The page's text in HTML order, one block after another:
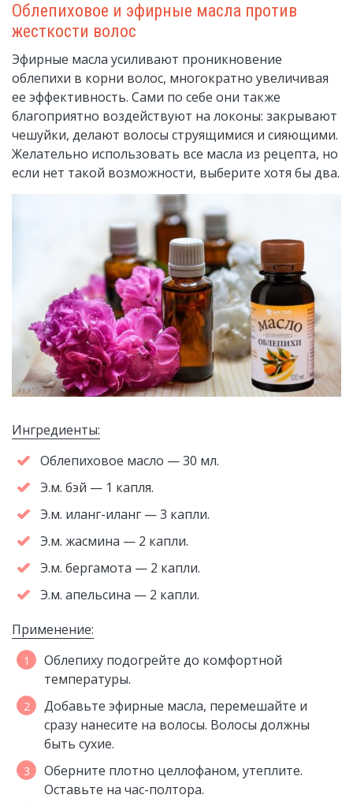
Облепиховое и эфирные масла против
жесткости волос
Эфирные масла усиливают проникновение
облепихи в корни волос, многократно увеличивая
ее эффективность. Сами по себе они также
благоприятно воздействуют на локоны: закрывают
чешуйки, делают волосы струящимися и сияющими.
Желательно использовать все масла из рецепта, но
если нет такой возможности, выберите хотя бы два.
Ингредиенты:
Облепиховое масло — 30 мл.
Э.м. бэй — 1 капля.
Э.м. иланг-иланг — 3 капли.
Э.м. жасмина — 2 капли.
Э.м. бергамота — 2 капли.
Э.м. апельсина — 2 капли.
Применение:
Облепиху подогрейте до комфортной
температуры.
Добавьте эфирные масла, перемешайте и
сразу нанесите на волосы. Волосы должны
быть сухие.
Оберните плотно целлофаном, утеплите.
Оставьте на час-полтора.